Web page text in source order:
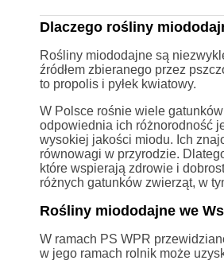
Dlaczego rośliny
Rośliny miododajne są
źródłem zbieranego przez
to propolis i pyłek kwiatowy.
W Polsce rośnie wiele
odpowiednia ich różnorodność
wysokiej jakości miodu. Ich
równowagi w przyrodzie.
które wspierają zdrowie i
różnych gatunków zwierząt, w
Rośliny miododajne we
W ramach PS WPR
w jego ramach rolnik może